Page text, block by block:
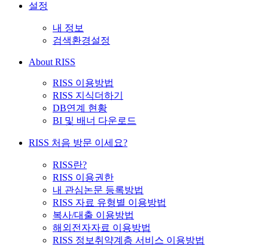
설정
내 정보
검색환경설정
About RISS
RISS 이용방법
RISS 지식더하기
DB연계 현황
BI 및 배너 다운로드
RISS 처음 방문 이세요?
RISS란?
RISS 이용권한
내 관심논문 등록방법
RISS 자료 유형별 이용방법
복사/대출 이용방법
해외전자자료 이용방법
RISS 정보취약계층 서비스 이용방법